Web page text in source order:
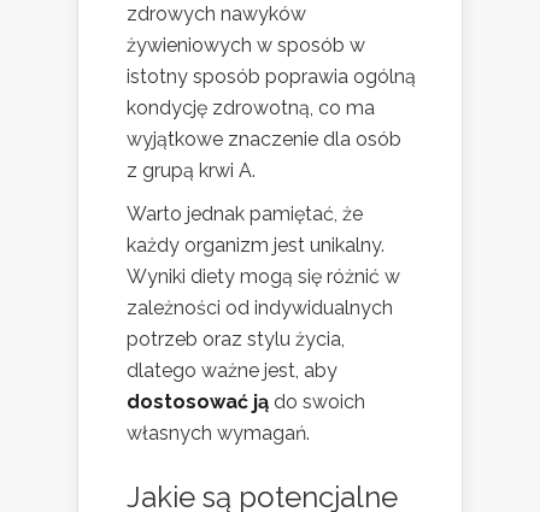
zdrowych nawyków
żywieniowych w sposób w
istotny sposób poprawia ogólną
kondycję zdrowotną, co ma
wyjątkowe znaczenie dla osób
z grupą krwi A.
Warto jednak pamiętać, że
każdy organizm jest unikalny.
Wyniki diety mogą się różnić w
zależności od indywidualnych
potrzeb oraz stylu życia,
dlatego ważne jest, aby
dostosować ją do swoich
własnych wymagań.
Jakie są potencjalne